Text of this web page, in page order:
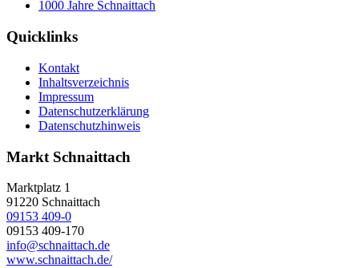
1000 Jahre Schnaittach
Quicklinks
Kontakt
Inhaltsverzeichnis
Impressum
Datenschutzerklärung
Datenschutzhinweis
Markt Schnaittach
Marktplatz 1
91220 Schnaittach
09153 409-0
09153 409-170
info@schnaittach.de
www.schnaittach.de/